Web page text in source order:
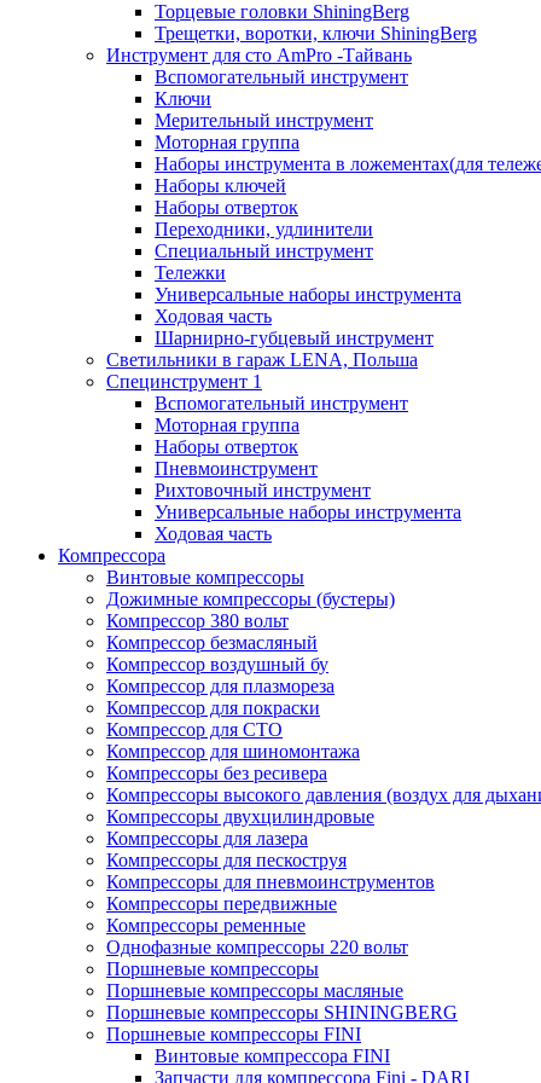
Торцевые головки ShiningBerg
Трещетки, воротки, ключи ShiningBerg
Инструмент для сто AmPro -Тайвань
Вспомогательный инструмент
Ключи
Мерительный инструмент
Моторная группа
Наборы инструмента в ложементах(для
Наборы ключей
Наборы отверток
Переходники, удлинители
Специальный инструмент
Тележки
Универсальные наборы инструмента
Ходовая часть
Шарнирно-губцевый инструмент
Светильники в гараж LENA, Польша
Специнструмент 1
Вспомогательный инструмент
Моторная группа
Наборы отверток
Пневмоинструмент
Рихтовочный инструмент
Универсальные наборы инструмента
Ходовая часть
Компрессора
Винтовые компрессоры
Дожимные компрессоры (бустеры)
Компрессор 380 вольт
Компрессор безмасляный
Компрессор воздушный бу
Компрессор для плазмореза
Компрессор для покраски
Компрессор для СТО
Компрессор для шиномонтажа
Компрессоры без ресивера
Компрессоры высокого давления (воздух для
Компрессоры двухцилиндровые
Компрессоры для лазера
Компрессоры для пескоструя
Компрессоры для пневмоинструментов
Компрессоры передвижные
Компрессоры ременные
Однофазные компрессоры 220 вольт
Поршневые компрессоры
Поршневые компрессоры масляные
Поршневые компрессоры SHININGBERG
Поршневые компрессоры FINI
Винтовые компрессора FINI
Запчасти для компрессора Fini - DARI